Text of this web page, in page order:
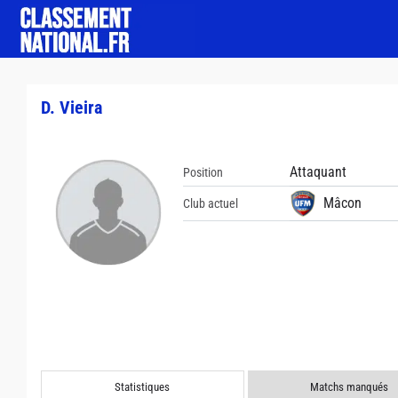
D. Vieira
Position Attaquant
Club actuel Mâcon
Statistiques Matchs manqués